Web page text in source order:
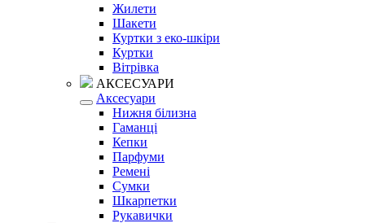
Жилети
Шакети
Куртки з еко-шкіри
Куртки
Вітрівка
АКСЕСУАРИ
Аксесуари
Нижня білизна
Гаманці
Кепки
Парфуми
Ремені
Сумки
Шкарпетки
Рукавички